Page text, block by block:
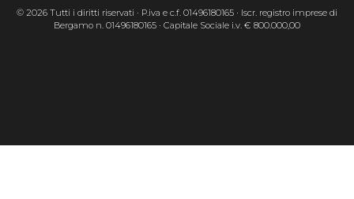
© 2026 Tutti i diritti riservati · P.iva e c.f. 01496180165 · Iscr. registro imprese di
Bergamo n. 01496180165 · Capitale Sociale i.v. € 800.000,00